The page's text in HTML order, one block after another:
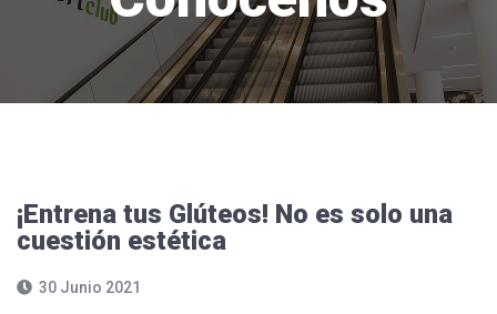
¡Entrena tus Glúteos! No es solo una
cuestión estética
30 Junio 2021